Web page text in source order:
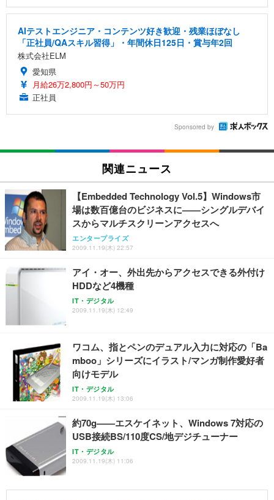
AIテストエンジニア・コンテンツ好き歓迎・残業ほぼなし
「正社員/QAスキル習得」・年間休日125日・賞与年2回
株式会社ELM
愛知県
月給26万2,800円～50万円
正社員
Sponsored by
関連ニュース
【Embedded Technology Vol.5】Windows市
場は数百億台のビジネスに——シングルデバイ
スからマルチスクリーンアクセスへ
エンタープライズ
2009.11.19(木) 22:57
アイ・オー、外出先からアクセスできる外付け
HDDなど4機種
IT・デジタル
2009.11.19(木) 12:49
ワコム、指とペンのデュアル入力に対応の「Ba
mboo」シリーズにイラスト/マンガ制作愛好者
向けモデル
IT・デジタル
2009.11.19(木) 13:06
約70g——エスケイネット、Windows 7対応の
USB接続BS/110度CS/地デジチューナー
IT・デジタル
2009.11.19(木) 11:06